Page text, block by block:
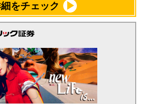
をチェック